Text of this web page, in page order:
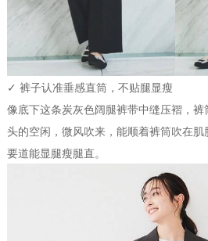
✓ 裤子认准垂感直筒，不贴腿显瘦
像底下这条炭灰色阔腿裤带中缝压褶，
头的空闲，微风吹来，能顺着裤筒吹在肌
要道能显腿瘦腿直。